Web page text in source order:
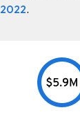
2022.